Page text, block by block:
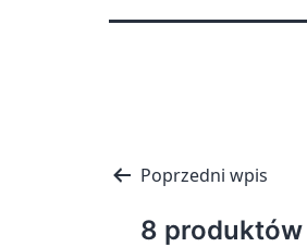
Nawigacja
wpisu
Poprzedni wpis
8